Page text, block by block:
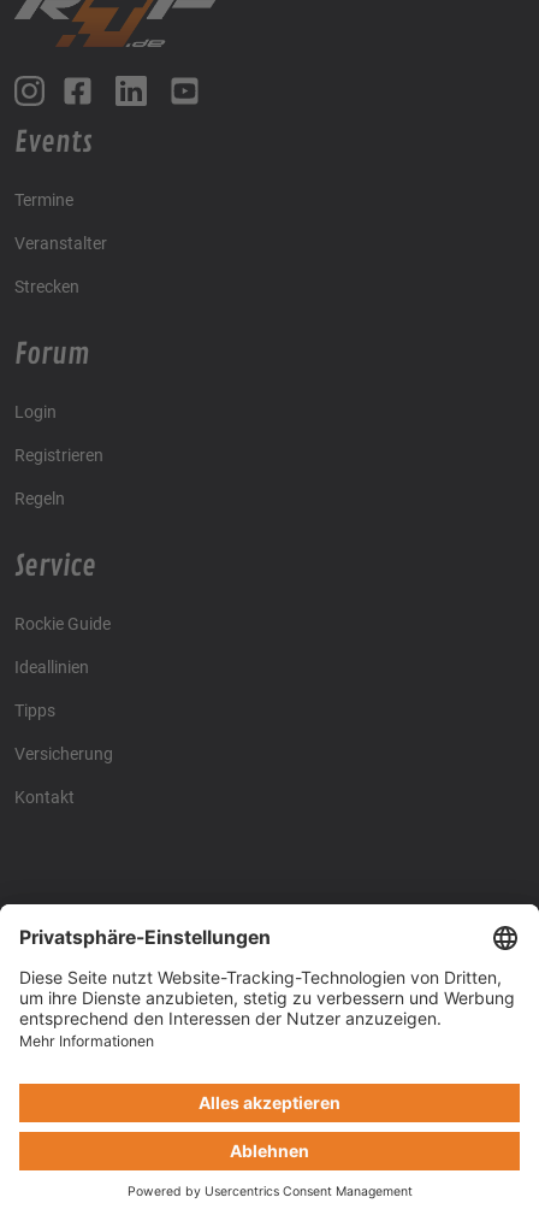
Events
Termine
Veranstalter
Strecken
Forum
Login
Registrieren
Regeln
Service
Rockie Guide
Ideallinien
Tipps
Versicherung
Kontakt
Racing4fun - Alles über
Racing4fun - Alles über
Copyright © Racing4Fun 2024 Impressum
Cookie-Einstellungen